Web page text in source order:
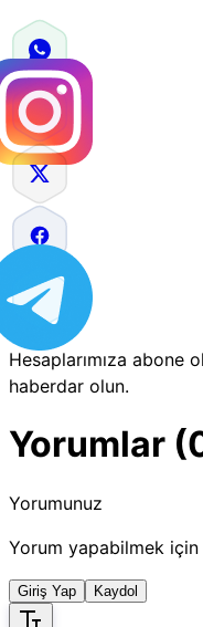
Hesaplarımıza abone
haberdar olun.
Yorumlar
Yorumunuz
Yorum yapabilmek için
Giriş Yap Kaydol